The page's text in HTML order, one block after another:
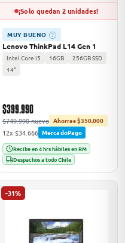
¡Solo quedan 2 unidades!
MUY BUENO ?
Lenovo ThinkPad L14 Gen 1
Intel Core i5 16GB
256GB SSD
14"
$399.990
$749.990 nuevo Ahorras $350.000
12x $34.666 MercadoPago
Recibe en 4 hrs hábiles en RM
Despachos a todo Chile
-31%